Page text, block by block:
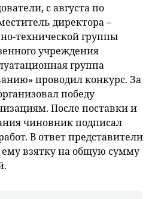
с августа по
директора –
технической группы
учреждения
группа
проводил конкурс. За
победу
После поставки и
чиновник подписал
В ответ представители
взятку на общую сумму